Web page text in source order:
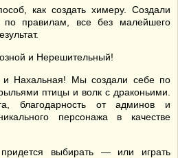
как создать химеру. Создали
по правилам, все без малейшего
и Нерешительный!
Нахальная! Мы создали себе по
птицы и волк с драконьими.
благодарность от админов и
персонажа в качестве
выбирать — или играть